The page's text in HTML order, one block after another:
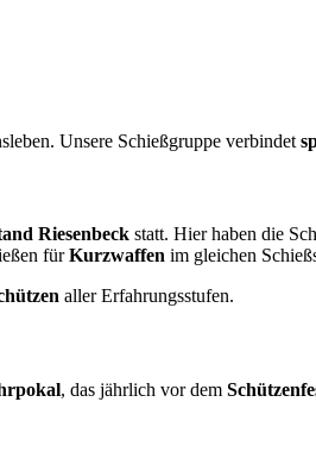
Unsere Schießgruppe verbindet
Riesenbeck statt. Hier haben die
fürKurzwaffen im gleichen
aller Erfahrungsstufen.
, das jährlich vor dem